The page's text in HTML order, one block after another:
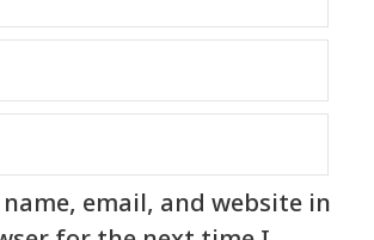
name, email, and website in